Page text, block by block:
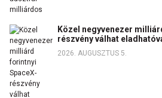
Közel negyvenezer
részvény válhat
2026. AUGUSZTUS 5.